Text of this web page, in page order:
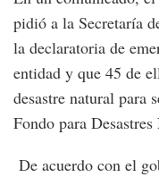
pidió a la Secretaría
la declaratoria de
entidad y que 45 de
desastre natural para
Fondo para
De acuerdo con el